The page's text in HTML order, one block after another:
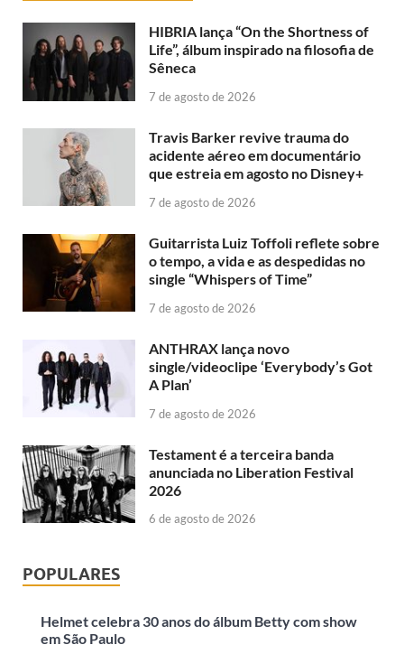
HIBRIA lança “On the Shortness of
Life”, álbum inspirado na filosofia de
Sêneca
7 de agosto de 2026
Travis Barker revive trauma do
acidente aéreo em documentário
que estreia em agosto no Disney+
7 de agosto de 2026
Guitarrista Luiz Toffoli reflete sobre
o tempo, a vida e as despedidas no
single “Whispers of Time”
7 de agosto de 2026
ANTHRAX lança novo
single/videoclipe ‘Everybody’s Got
A Plan’
7 de agosto de 2026
Testament é a terceira banda
anunciada no Liberation Festival
2026
6 de agosto de 2026
POPULARES
Helmet celebra 30 anos do álbum Betty com show
em São Paulo